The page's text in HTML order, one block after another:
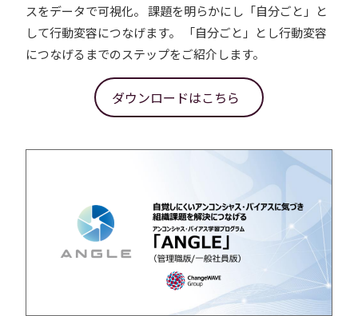
スをデータで可視化。 課題を明らかにし「自分ごと」と
して行動変容につなげます。 「自分ごと」とし行動変容
につなげるまでのステップをご紹介します。
ダウンロードはこちら